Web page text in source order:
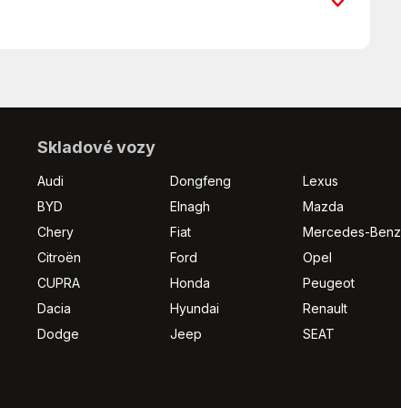
Elektronická ruční brzda
Isofix
LED denní svícení
Multifunkční volant
Nouzové brzdění (PEBS)
Palubní počítač
Parkovací senzory přední
Plní 'EURO VI'
Skladové vozy
Audi
BYD
Chery
Citroën
CUPRA
Dacia
Dodge
Dongfeng
Elnagh
Fiat
Ford
Honda
Hyundai
Jeep
Lexus
Mazda
Mercedes-Benz
Opel
Peugeot
Renault
SEAT